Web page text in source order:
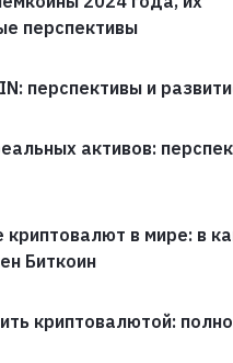
перспективы
перспективы и
активов:
криптовалют в мире: в
Биткоин
криптовалютой: